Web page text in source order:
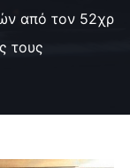
από τον 52χρ
τους